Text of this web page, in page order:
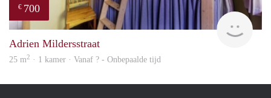
€ 700
Adrien Mildersstraat
25 m2 · 1 kamer · Vanaf ? - Onbepaalde tijd